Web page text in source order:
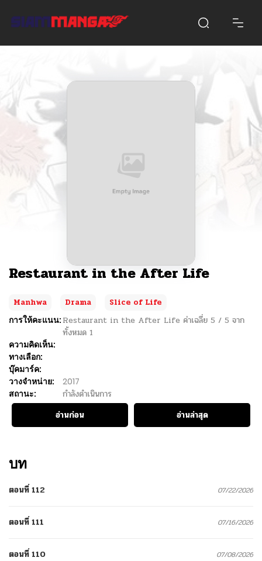
Restaurant in the After Life
Manhwa Drama
Slice of Life
การให้คะแนน: Restaurant in the After Life ค่าเฉลี่ย 5 / 5 จาก
ทั้งหมด 1
ความคิดเห็น:
ทางเลือก:
บุ๊คมาร์ค:
วางจำหน่าย:
2017
สถานะ:
กำลังดำเนินการ
อ่านก่อน
อ่านล่าสุด
บท
ตอนที่ 112 07/22/2026
ตอนที่ 111 07/16/2026
ตอนที่ 110 07/08/2026